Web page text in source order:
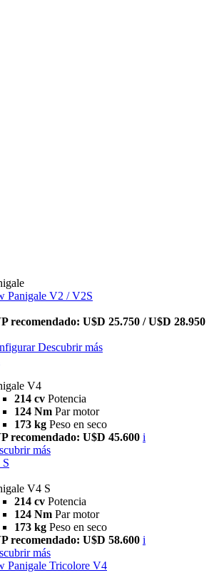
Panigale V2 / V2S
recomendado: U$D 25.750 / U$D 28.950
Descubrir más
V4
214 cv Potencia
124 Nm Par motor
173 kg Peso en seco
recomendado: U$D 45.600 i
más
V4 S
214 cv Potencia
124 Nm Par motor
173 kg Peso en seco
recomendado: U$D 58.600 i
más
Panigale Tricolore V4